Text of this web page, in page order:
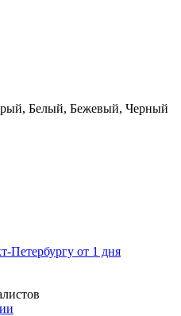
Белый, Бежевый, Черный
Петербургу от 1 дня